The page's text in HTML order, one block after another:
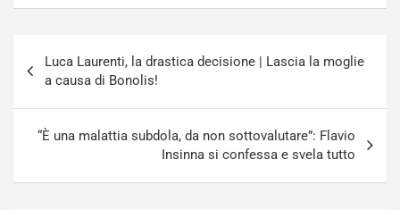
articoli
Luca Laurenti, la drastica decisione | Lascia la moglie
a causa di Bonolis!
“È una malattia subdola, da non sottovalutare”: Flavio
Insinna si confessa e svela tutto